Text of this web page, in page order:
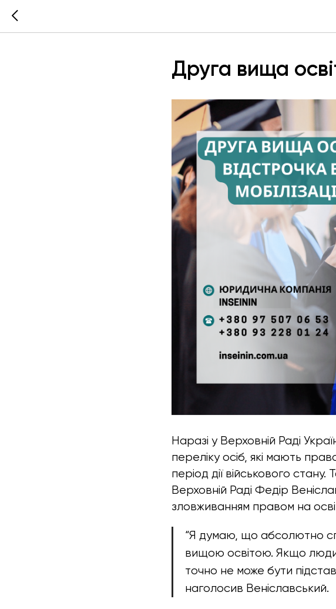
Друга вища
Наразі у Верховній Раді
переліку осіб, які мають
період дії військового
Верховній Раді Федір
зловживанням правом на
“Я думаю, що абсолютно
вищою освітою. Якщо
точно не може бути
наголосив Веніславський.